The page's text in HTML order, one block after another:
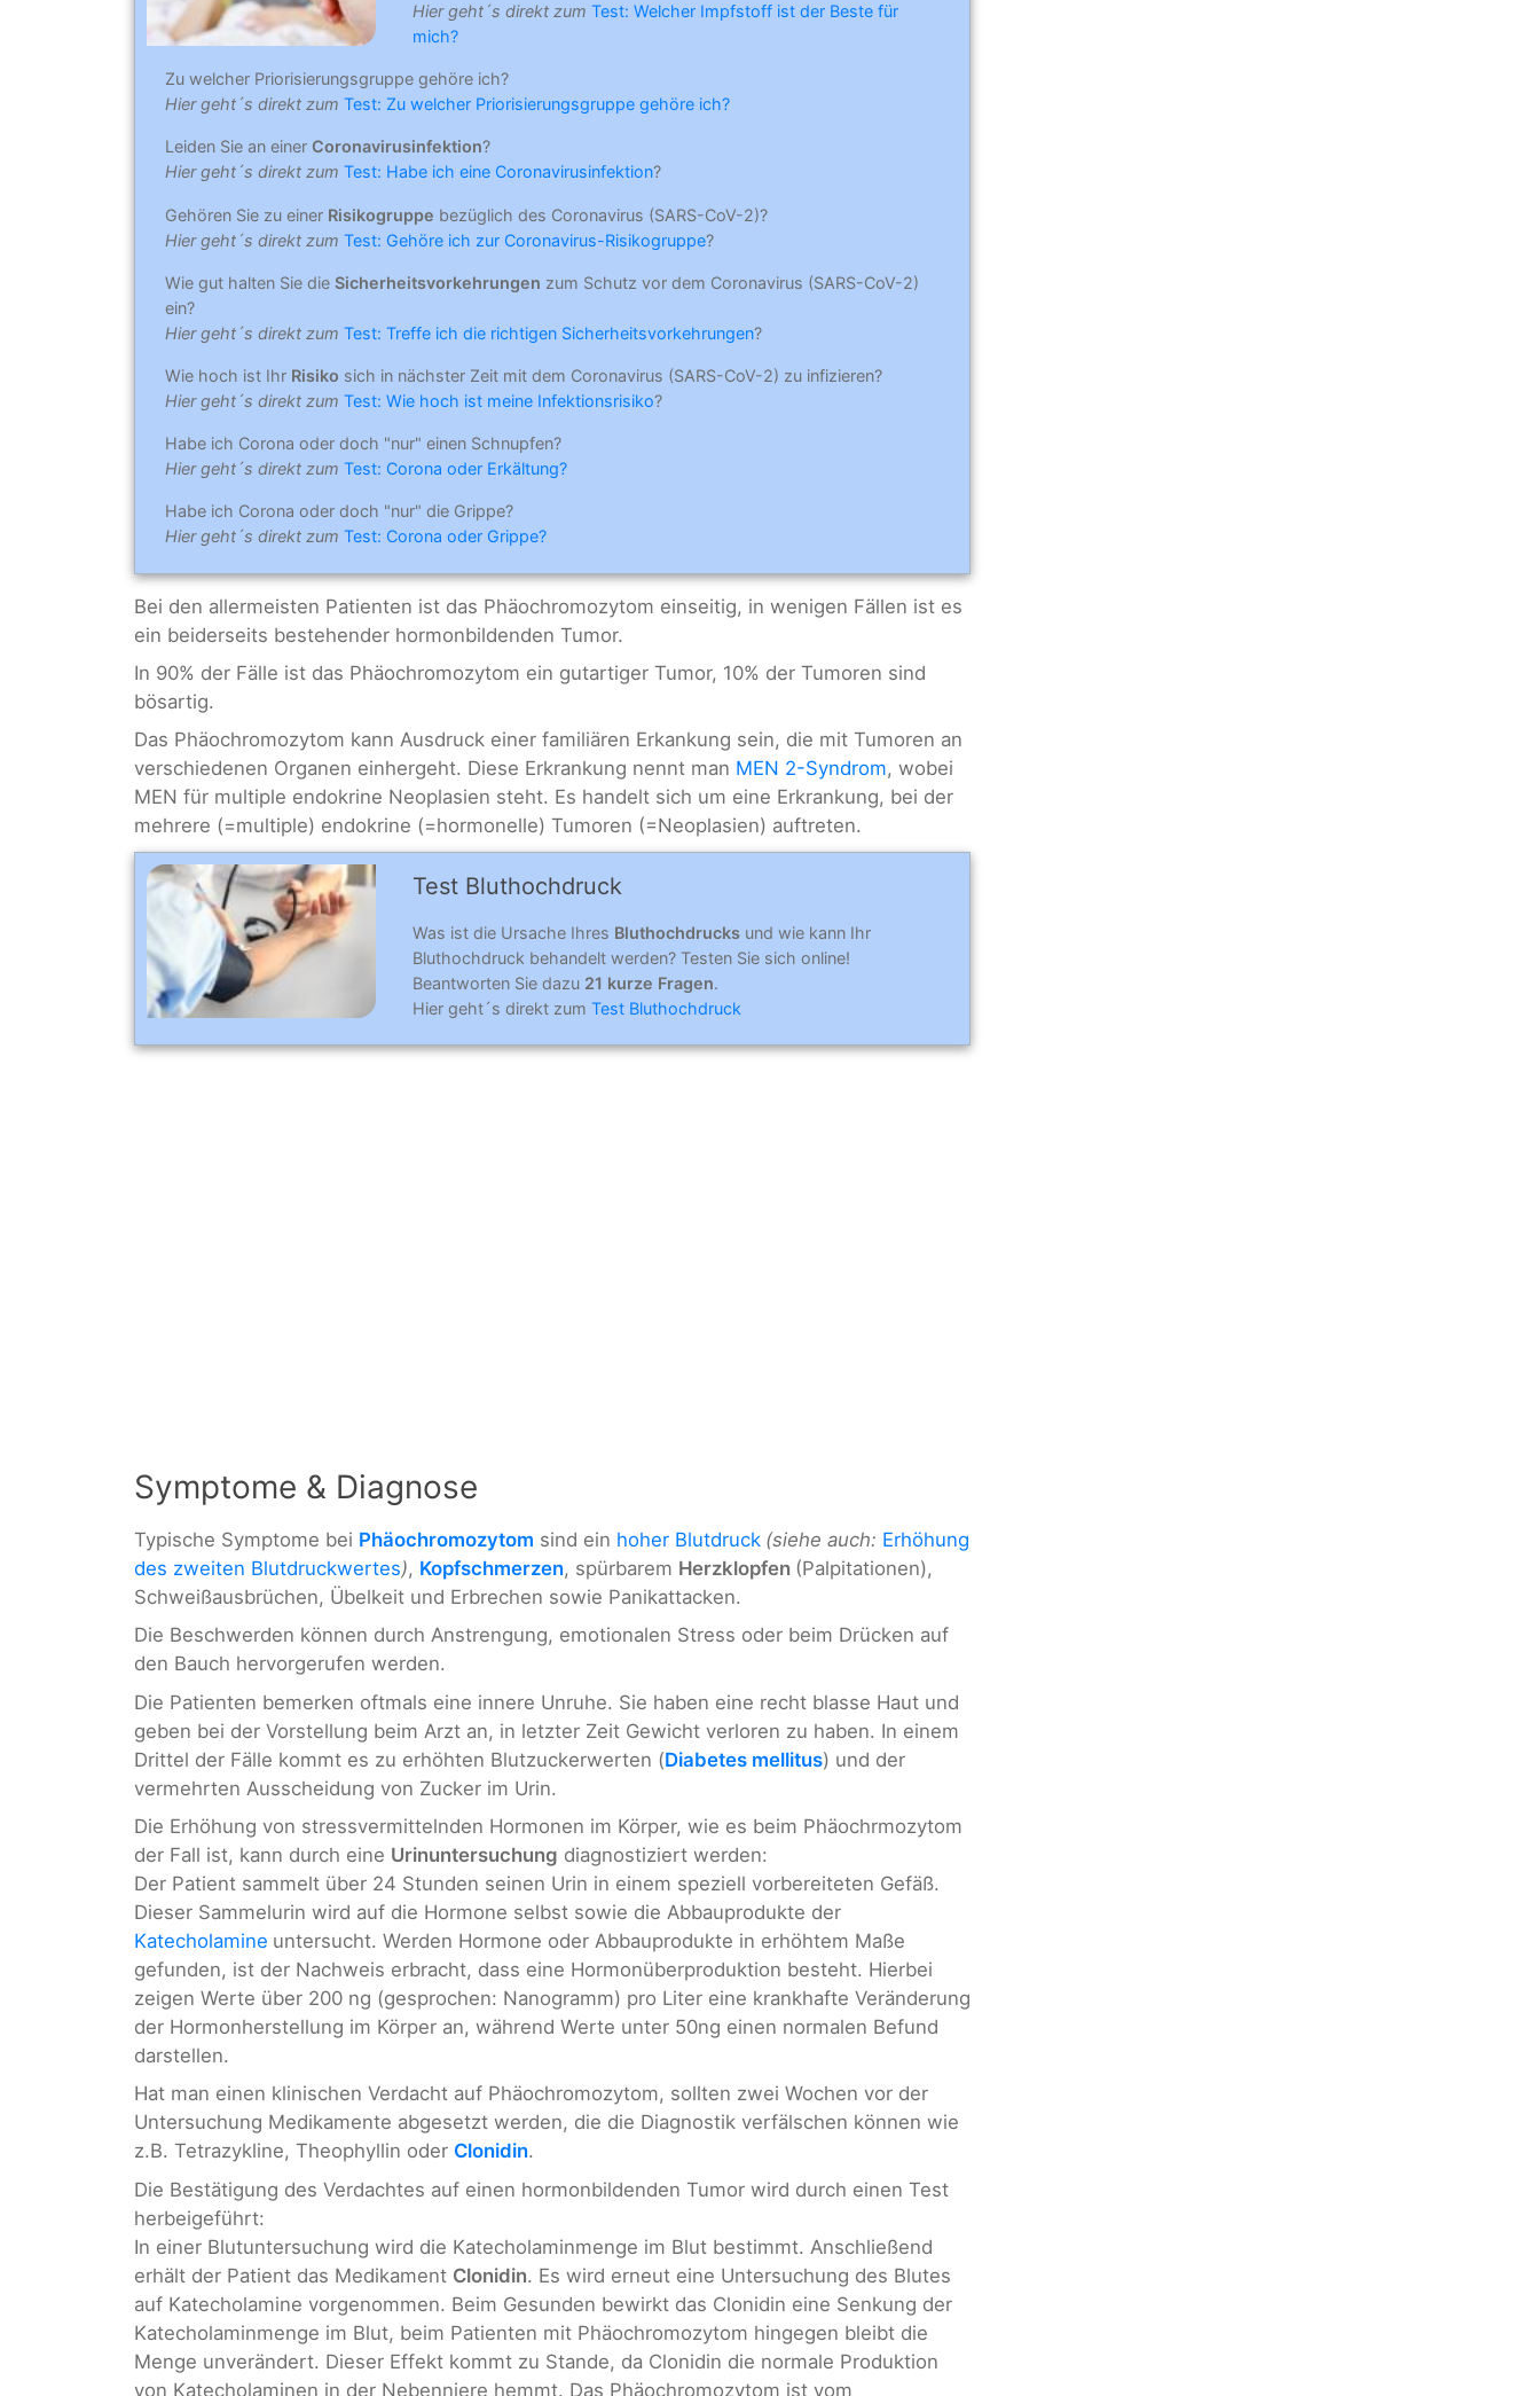
Hier geht´s direkt zum Test: Welcher Impfstoff ist der Beste für
mich?
Zu welcher Priorisierungsgruppe gehöre ich?
Hier geht´s direkt zum Test: Zu welcher Priorisierungsgruppe gehöre ich?
Leiden Sie an einer Coronavirusinfektion?
Hier geht´s direkt zum Test: Habe ich eine Coronavirusinfektion?
Gehören Sie zu einer Risikogruppe bezüglich des Coronavirus (SARS-CoV-2)?
Hier geht´s direkt zum Test: Gehöre ich zur Coronavirus-Risikogruppe?
Wie gut halten Sie die Sicherheitsvorkehrungen zum Schutz vor dem Coronavirus (SARS-CoV-2)
ein?
Hier geht´s direkt zum Test: Treffe ich die richtigen Sicherheitsvorkehrungen?
Wie hoch ist Ihr Risiko sich in nächster Zeit mit dem Coronavirus (SARS-CoV-2) zu infizieren?
Hier geht´s direkt zum Test: Wie hoch ist meine Infektionsrisiko?
Habe ich Corona oder doch "nur" einen Schnupfen?
Hier geht´s direkt zum Test: Corona oder Erkältung?
Habe ich Corona oder doch "nur" die Grippe?
Hier geht´s direkt zum Test: Corona oder Grippe?
Bei den allermeisten Patienten ist das Phäochromozytom einseitig, in wenigen Fällen ist es
ein beiderseits bestehender hormonbildenden Tumor.
In 90% der Fälle ist das Phäochromozytom ein gutartiger Tumor, 10% der Tumoren sind
bösartig.
Das Phäochromozytom kann Ausdruck einer familiären Erkankung sein, die mit Tumoren an
verschiedenen Organen einhergeht. Diese Erkrankung nennt man MEN 2-Syndrom, wobei
MEN für multiple endokrine Neoplasien steht. Es handelt sich um eine Erkrankung, bei der
mehrere (=multiple) endokrine (=hormonelle) Tumoren (=Neoplasien) auftreten.
Test Blut­hoch­druck
Was ist die Ursache Ihres Bluthochdrucks und wie kann Ihr
Bluthochdruck behandelt werden? Testen Sie sich online!
Beantworten Sie dazu 21 kurze Fragen.
Hier geht´s direkt zum Test Bluthochdruck
Symptome & Diagnose
Typische Symptome bei Phäochromozytom sind ein hoher Blutdruck (siehe auch: Erhöhung
des zweiten Blutdruckwertes), Kopfschmerzen, spürbarem Herzklopfen (Palpitationen),
Schweißausbrüchen, Übelkeit und Erbrechen sowie Panikattacken.
Die Beschwerden können durch Anstrengung, emotionalen Stress oder beim Drücken auf
den Bauch hervorgerufen werden.
Die Patienten bemerken oftmals eine innere Unruhe. Sie haben eine recht blasse Haut und
geben bei der Vorstellung beim Arzt an, in letzter Zeit Gewicht verloren zu haben. In einem
Drittel der Fälle kommt es zu erhöhten Blutzuckerwerten (Diabetes mellitus) und der
vermehrten Ausscheidung von Zucker im Urin.
Die Erhöhung von stressvermittelnden Hormonen im Körper, wie es beim Phäochrmozytom
der Fall ist, kann durch eine Urinuntersuchung diagnostiziert werden:
Der Patient sammelt über 24 Stunden seinen Urin in einem speziell vorbereiteten Gefäß.
Dieser Sammelurin wird auf die Hormone selbst sowie die Abbauprodukte der
Katecholamine untersucht. Werden Hormone oder Abbauprodukte in erhöhtem Maße
gefunden, ist der Nachweis erbracht, dass eine Hormonüberproduktion besteht. Hierbei
zeigen Werte über 200 ng (gesprochen: Nanogramm) pro Liter eine krankhafte Veränderung
der Hormonherstellung im Körper an, während Werte unter 50ng einen normalen Befund
darstellen.
Hat man einen klinischen Verdacht auf Phäochromozytom, sollten zwei Wochen vor der
Untersuchung Medikamente abgesetzt werden, die die Diagnostik verfälschen können wie
z.B. Tetrazykline, Theophyllin oder Clonidin.
Die Bestätigung des Verdachtes auf einen hormonbildenden Tumor wird durch einen Test
herbeigeführt:
In einer Blutuntersuchung wird die Katecholaminmenge im Blut bestimmt. Anschließend
erhält der Patient das Medikament Clonidin. Es wird erneut eine Untersuchung des Blutes
auf Katecholamine vorgenommen. Beim Gesunden bewirkt das Clonidin eine Senkung der
Katecholaminmenge im Blut, beim Patienten mit Phäochromozytom hingegen bleibt die
Menge unverändert. Dieser Effekt kommt zu Stande, da Clonidin die normale Produktion
von Katecholaminen in der Nebenniere hemmt. Das Phäochromozytom ist vom